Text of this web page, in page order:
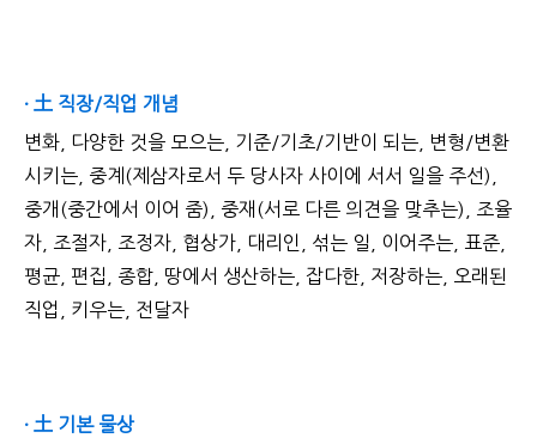
· 土 직장/직업 개념
변화, 다양한 것을 모으는, 기준/기초/기반이 되는, 변형/변환
시키는, 중계(제삼자로서 두 당사자 사이에 서서 일을 주선),
중개(중간에서 이어 줌), 중재(서로 다른 의견을 맞추는), 조율
자, 조절자, 조정자, 협상가, 대리인, 섞는 일, 이어주는, 표준,
평균, 편집, 종합, 땅에서 생산하는, 잡다한, 저장하는, 오래된
직업, 키우는, 전달자
· 土 기본 물상